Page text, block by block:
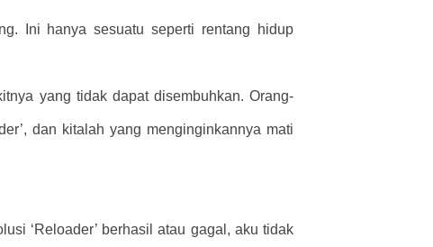
Ini hanya sesuatu seperti rentang hidup
yang tidak dapat disembuhkan. Orang-
dan kitalah yang menginginkannya mati
‘Reloader’ berhasil atau gagal, aku tidak